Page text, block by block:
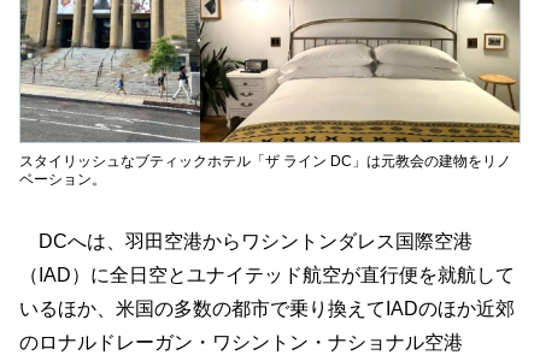
スタイリッシュなブティックホテル「ザ ライン DC」は元教会の建物をリノ
ベーション。
DCへは、羽田空港からワシントンダレス国際空港
（IAD）に全日空とユナイテッド航空が直行便を就航して
いるほか、米国の多数の都市で乗り換えてIADのほか近郊
のロナルドレーガン・ワシントン・ナショナル空港